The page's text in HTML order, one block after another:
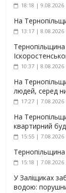
18:18 | 9.08.2026
На
13:17 | 8.08.2026
10:37 | 8.08.2026
На
людей, серед
17:27 | 7.08.2026
На
квартирний
15:55 | 7.08.2026
15:18 | 7.08.2026
У Заліщиках
водою: